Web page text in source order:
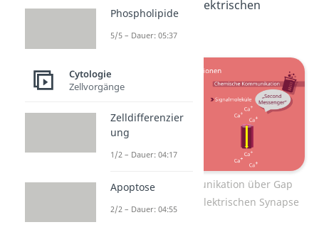
Ausbreitung von elektrischen
Elektrische Kommunikation über Gap
Junctions an einer elektrischen Synapse
Phospholipide
5/5 – Dauer: 05:37
Cytologie
Zellvorgänge
Zelldifferenzier
ung
1/2 – Dauer: 04:17
Apoptose
2/2 – Dauer: 04:55